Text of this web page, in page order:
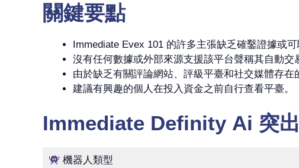
關鍵要點
Immediate Evex 101 的許多主張缺乏確鑿證據或
沒有任何數據或外部來源支援該平台聲稱其自動交
由於缺乏有關評論網站、評級平臺和社交媒體存
建議有興趣的個人在投入資金之前自行查看平臺。
Immediate Definity Ai 突出
機器人類型